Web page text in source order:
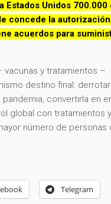
Estados Unidos 700.000
concede la
acuerdos para
vacunas y tratamientos –
destino final:
convertirla en
global con tratamientos
número de personas
Telegram